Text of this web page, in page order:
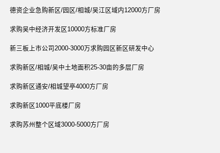
德资企业急购新区/园区/相城/吴江区域内12000方厂房
求购吴中经济开发区10000方标准厂房
新三板上市公司2000-3000万求购园区新区研发中心
求购新区/相城/吴中土地面积25-30亩的多层厂房
求购新区通安/相城望亭4000方厂房
求购新区1000平底楼厂房
求购苏州整个区域3000-5000方厂房